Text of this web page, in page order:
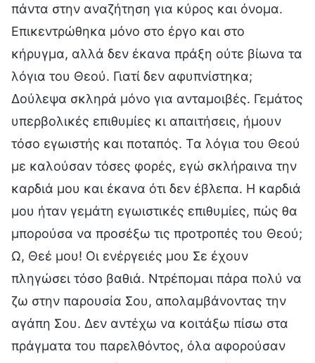
πάντα στην αναζήτηση για κύρος και όνομα.
Επικεντρώθηκα μόνο στο έργο και στο
κήρυγμα, αλλά δεν έκανα πράξη ούτε βίωνα τα
λόγια του Θεού. Γιατί δεν αφυπνίστηκα;
Δούλεψα σκληρά μόνο για ανταμοιβές. Γεμάτος
υπερβολικές επιθυμίες κι απαιτήσεις, ήμουν
τόσο εγωιστής και ποταπός. Τα λόγια του Θεού
με καλούσαν τόσες φορές, εγώ σκλήραινα την
καρδιά μου και έκανα ότι δεν έβλεπα. Η καρδιά
μου ήταν γεμάτη εγωιστικές επιθυμίες, πώς θα
μπορούσα να προσέξω τις προτροπές του Θεού;
Ω, Θεέ μου! Οι ενέργειές μου Σε έχουν
πληγώσει τόσο βαθιά. Ντρέπομαι πάρα πολύ να
ζω στην παρουσία Σου, απολαμβάνοντας την
αγάπη Σου. Δεν αντέχω να κοιτάξω πίσω στα
πράγματα του παρελθόντος, όλα αφορούσαν